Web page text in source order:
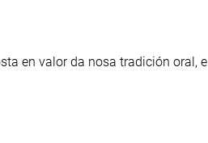
en valor da nosa tradición oral, e